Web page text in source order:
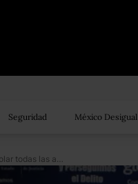
Seguridad México Desigual
Los Zetas buscan controlar todas las actividades “lícitas e ilícitas” en México: ONU